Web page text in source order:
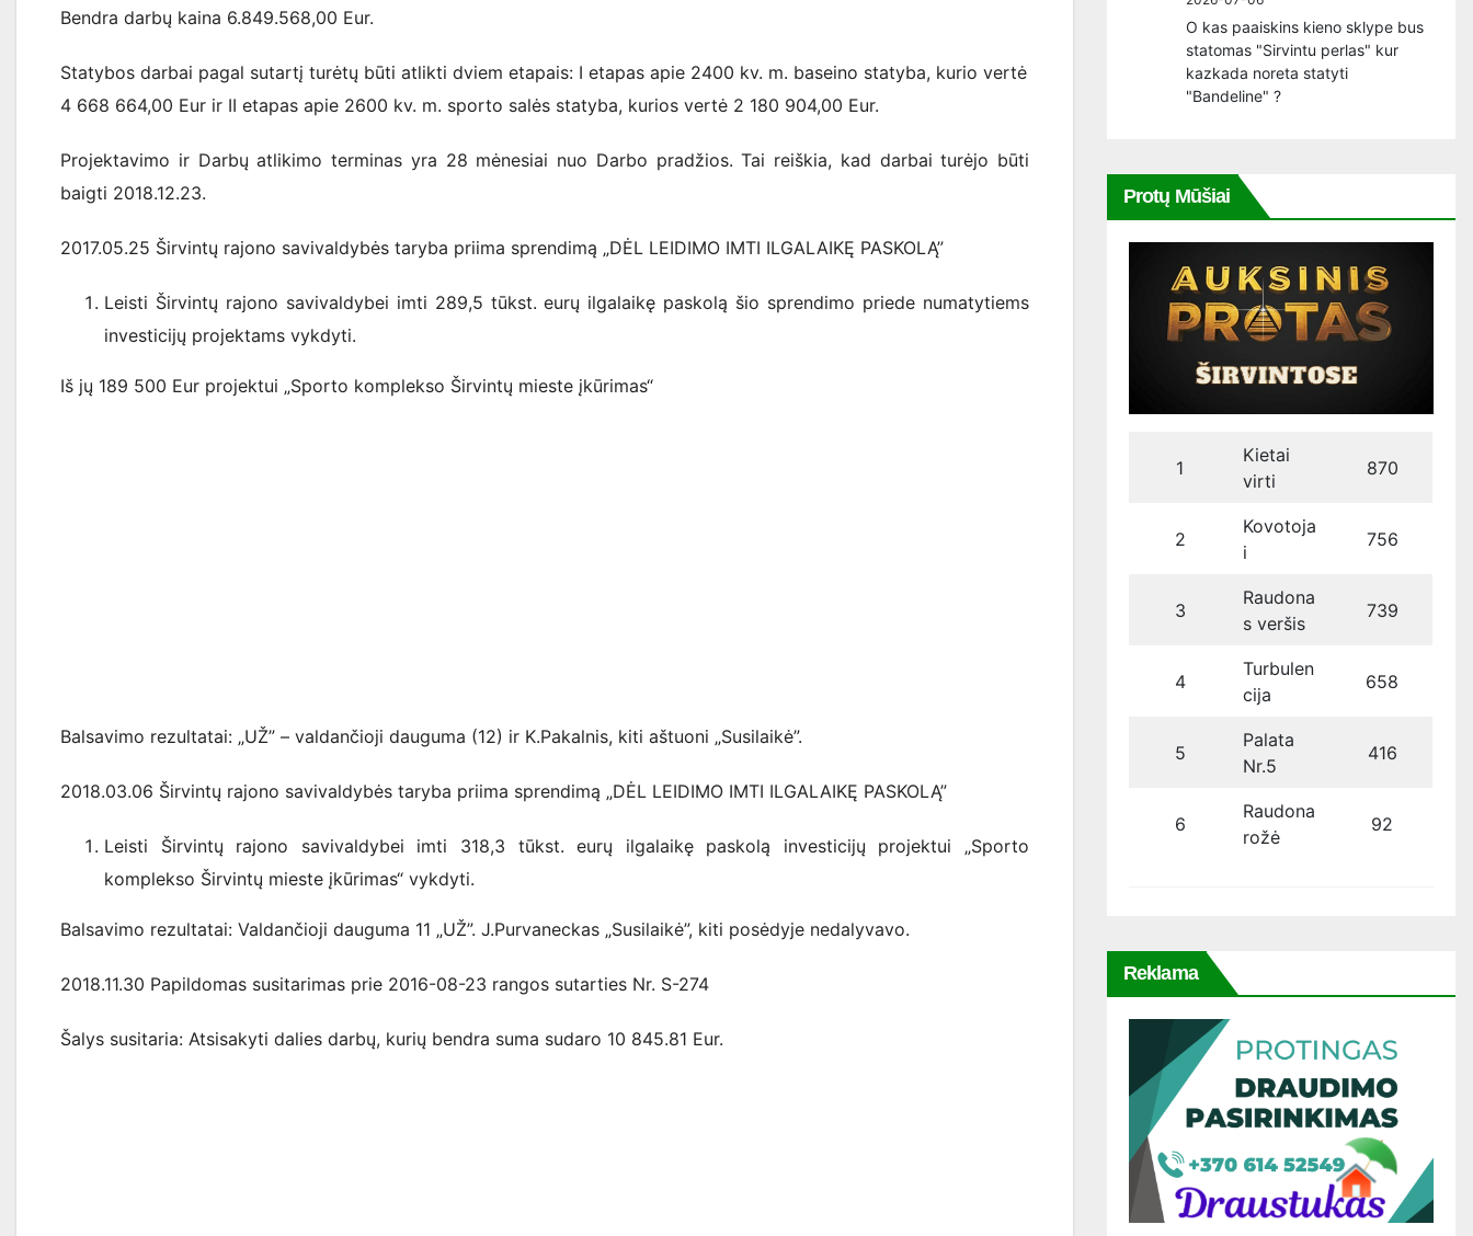
Bendra darbų kaina 6.849.568,00 Eur.
Statybos darbai pagal sutartį turėtų būti atlikti dviem etapais: I etapas apie 2400 kv. m. baseino statyba, kurio vertė
4 668 664,00 Eur ir II etapas apie 2600 kv. m. sporto salės statyba, kurios vertė 2 180 904,00 Eur.
Projektavimo ir Darbų atlikimo terminas yra 28 mėnesiai nuo Darbo pradžios. Tai reiškia, kad darbai turėjo būti
baigti 2018.12.23.
2017.05.25 Širvintų rajono savivaldybės taryba priima sprendimą „DĖL LEIDIMO IMTI ILGALAIKĘ PASKOLĄ”
Leisti Širvintų rajono savivaldybei imti 289,5 tūkst. eurų ilgalaikę paskolą šio sprendimo priede numatytiems
investicijų projektams vykdyti.
Iš jų 189 500 Eur projektui „Sporto komplekso Širvintų mieste įkūrimas“
Balsavimo rezultatai: „UŽ” – valdančioji dauguma (12) ir K.Pakalnis, kiti aštuoni „Susilaikė”.
2018.03.06 Širvintų rajono savivaldybės taryba priima sprendimą „DĖL LEIDIMO IMTI ILGALAIKĘ PASKOLĄ”
Leisti Širvintų rajono savivaldybei imti 318,3 tūkst. eurų ilgalaikę paskolą investicijų projektui „Sporto
komplekso Širvintų mieste įkūrimas“ vykdyti.
Balsavimo rezultatai: Valdančioji dauguma 11 „UŽ”. J.Purvaneckas „Susilaikė”, kiti posėdyje nedalyvavo.
2018.11.30 Papildomas susitarimas prie 2016-08-23 rangos sutarties Nr. S-274
Šalys susitaria: Atsisakyti dalies darbų, kurių bendra suma sudaro 10 845.81 Eur.
O kas paaiskins kieno sklype bus
statomas "Sirvintu perlas" kur
kazkada noreta statyti
"Bandeline" ?
Protų Mūšiai
1
Kietai
virti
870
2
Kovotoja
i
756
3
Raudona
s veršis
739
4
Turbulen
cija
658
5
Palata
Nr.5
416
6
Raudona
rožė
92
Reklama